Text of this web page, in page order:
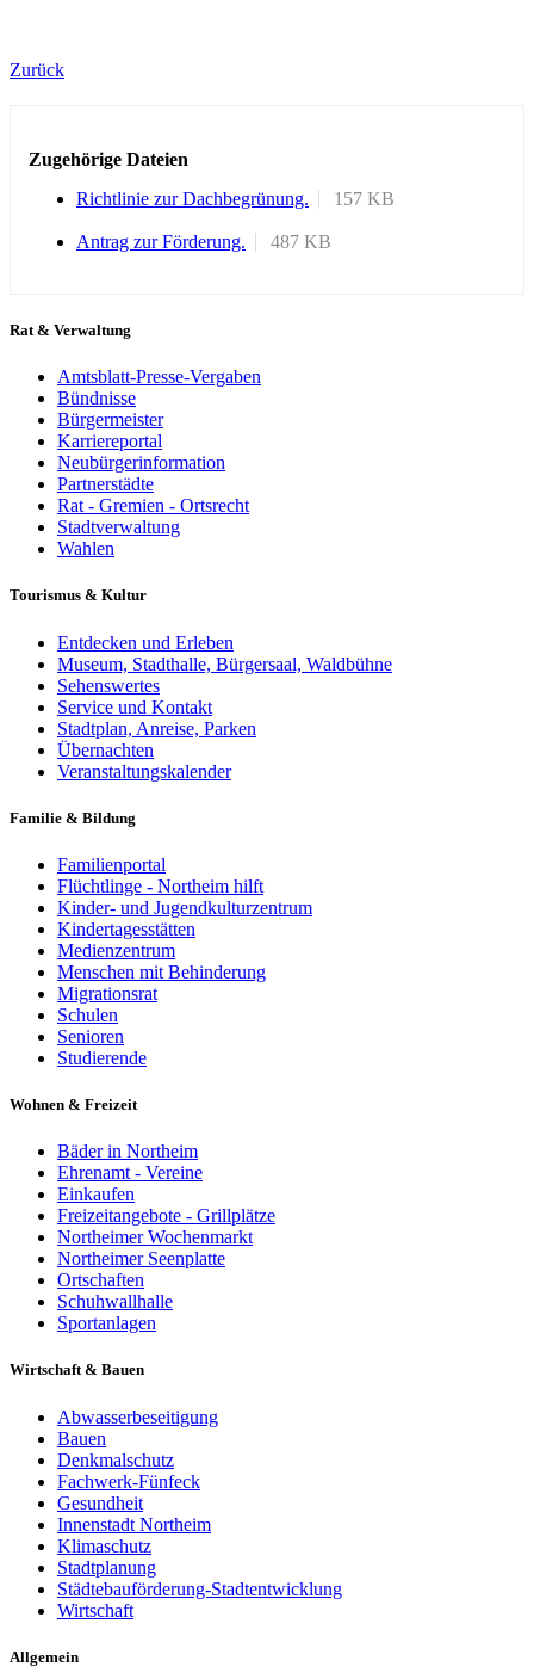
Zurück
Zugehörige Dateien
Richtlinie zur Dachbegrünung.
157 KB
Antrag zur Förderung. 487 KB
Rat & Verwaltung
Amtsblatt-Presse-Vergaben
Bündnisse
Bürgermeister
Karriereportal
Neubürgerinformation
Partnerstädte
Rat - Gremien - Ortsrecht
Stadtverwaltung
Wahlen
Tourismus & Kultur
Entdecken und Erleben
Museum, Stadthalle, Bürgersaal, Waldbühne
Sehenswertes
Service und Kontakt
Stadtplan, Anreise, Parken
Übernachten
Veranstaltungskalender
Familie & Bildung
Familienportal
Flüchtlinge - Northeim hilft
Kinder- und Jugendkulturzentrum
Kindertagesstätten
Medienzentrum
Menschen mit Behinderung
Migrationsrat
Schulen
Senioren
Studierende
Wohnen & Freizeit
Bäder in Northeim
Ehrenamt - Vereine
Einkaufen
Freizeitangebote - Grillplätze
Northeimer Wochenmarkt
Northeimer Seenplatte
Ortschaften
Schuhwallhalle
Sportanlagen
Wirtschaft & Bauen
Abwasserbeseitigung
Bauen
Denkmalschutz
Fachwerk-Fünfeck
Gesundheit
Innenstadt Northeim
Klimaschutz
Stadtplanung
Städtebauförderung-Stadtentwicklung
Wirtschaft
Allgemein